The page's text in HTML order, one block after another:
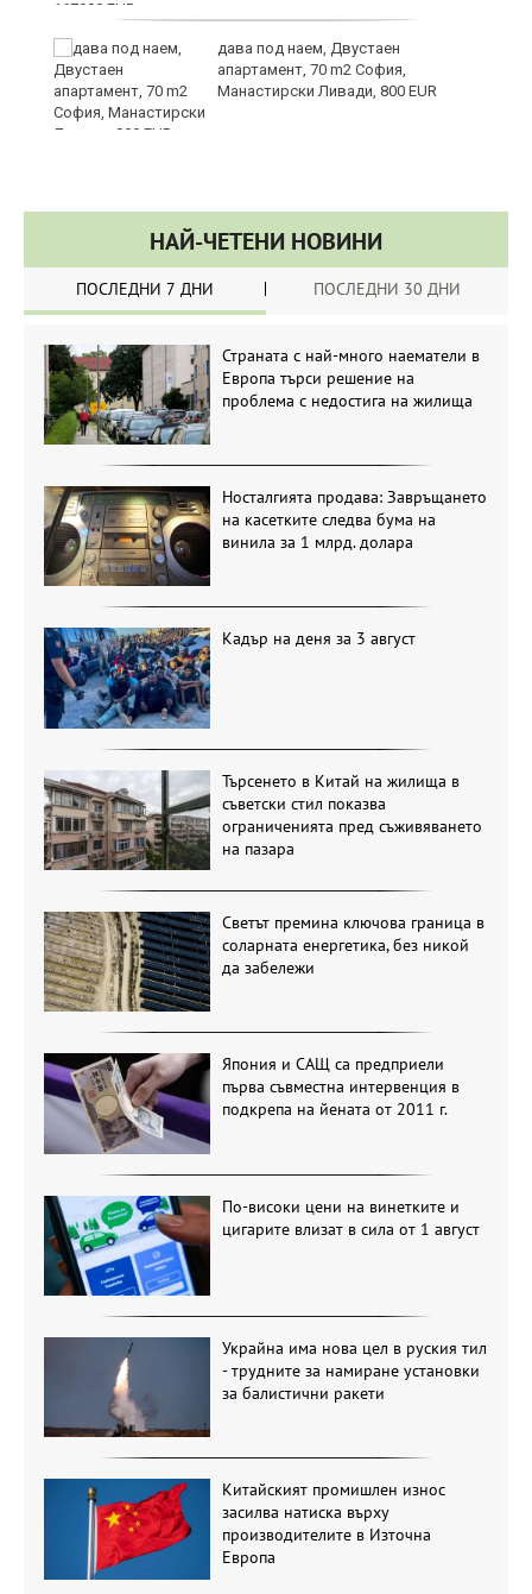
дава под наем, Двустаен
апартамент, 70 m2 София,
Манастирски Ливади, 800 EUR
НАЙ-ЧЕТЕНИ НОВИНИ
ПОСЛЕДНИ 7 ДНИ ПОСЛЕДНИ 30 ДНИ
Страната с най-много наематели в
Европа търси решение на
проблема с недостига на жилища
Носталгията продава: Завръщането
на касетките следва бума на
винила за 1 млрд. долара
Кадър на деня за 3 август
Търсенето в Китай на жилища в
съветски стил показва
ограниченията пред съживяването
на пазара
Светът премина ключова граница в
соларната енергетика, без никой
да забележи
Япония и САЩ са предприели
първа съвместна интервенция в
подкрепа на йената от 2011 г.
По-високи цени на винетките и
цигарите влизат в сила от 1 август
Украйна има нова цел в руския тил
- трудните за намиране установки
за балистични ракети
Китайският промишлен износ
засилва натиска върху
производителите в Източна
Европа